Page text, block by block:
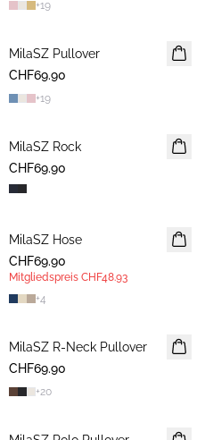
+19
NEUHEIT
2 FOR 120 CHF
MilaSZ Pullover
CHF69.90
+19
NEUHEIT
MilaSZ Rock
CHF69.90
NEUHEIT
MITGLIEDERANGEBOT
MilaSZ Hose
CHF69.90
Mitgliedspreis CHF48.93
+4
2 FOR 120 CHF
MilaSZ R-Neck Pullover
CHF69.90
+20